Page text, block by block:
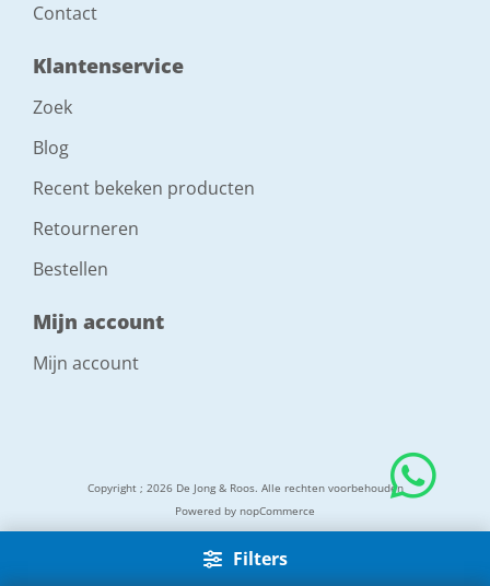
Filters
Contact
Klantenservice
Zoek
Blog
Recent bekeken producten
Retourneren
Bestellen
Mijn account
Mijn account
Copyright ; 2026 De Jong & Roos. Alle rechten voorbehouden
Powered by nopCommerce